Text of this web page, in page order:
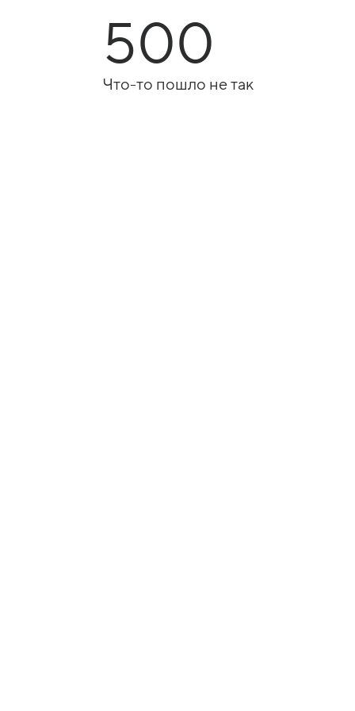
500
Что-то пошло не так